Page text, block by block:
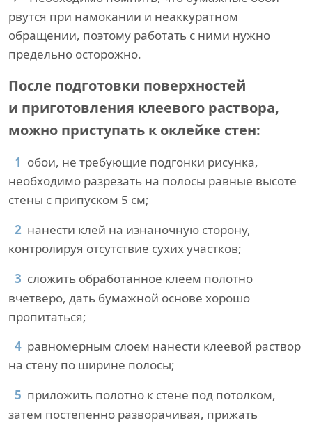
рвутся при намокании и неаккуратном
обращении, поэтому работать с ними нужно
предельно осторожно.
После подготовки поверхностей
и приготовления клеевого раствора,
можно приступать к оклейке стен:
обои, не требующие подгонки рисунка,
необходимо разрезать на полосы равные высоте
стены с припуском 5 см;
нанести клей на изнаночную сторону,
контролируя отсутствие сухих участков;
сложить обработанное клеем полотно
вчетверо, дать бумажной основе хорошо
пропитаться;
равномерным слоем нанести клеевой раствор
на стену по ширине полосы;
приложить полотно к стене под потолком,
затем постепенно разворачивая, прижать